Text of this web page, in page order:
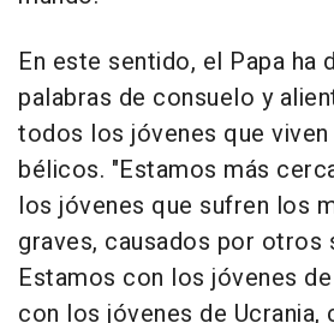
En este sentido, el Papa ha
palabras de consuelo y
todos los jóvenes que
bélicos. "Estamos más
los jóvenes que sufren los
graves, causados por otros
Estamos con los jóvenes
con los jóvenes de